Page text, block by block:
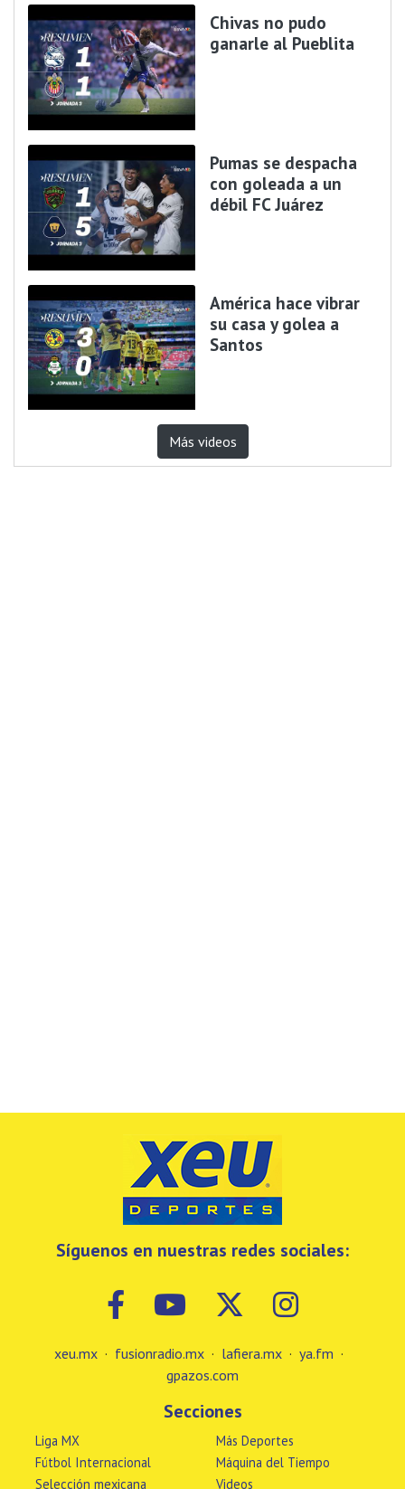
Chivas no pudo
ganarle al Pueblita
Pumas se despacha
con goleada a un
débil FC Juárez
América hace vibrar
su casa y golea a
Santos
Más videos
Síguenos en nuestras redes sociales:
xeu.mx · fusionradio.mx · lafiera.mx · ya.fm ·
gpazos.com
Secciones
Liga MX
Fútbol Internacional
Selección mexicana
Más Deportes
Máquina del Tiempo
Videos